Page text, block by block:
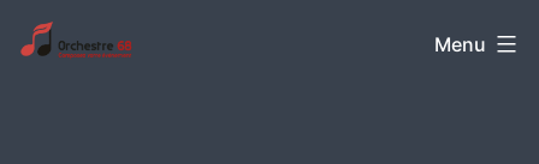
Aller
auOrchestre
Menu